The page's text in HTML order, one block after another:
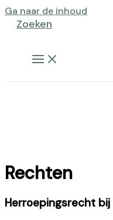
Ga naar de inhoud
Zoeken
Rechten
Herroepingsrecht